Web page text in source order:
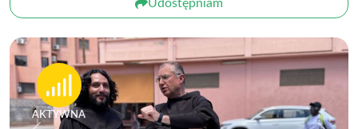
Udostępniam
AKTYWNA